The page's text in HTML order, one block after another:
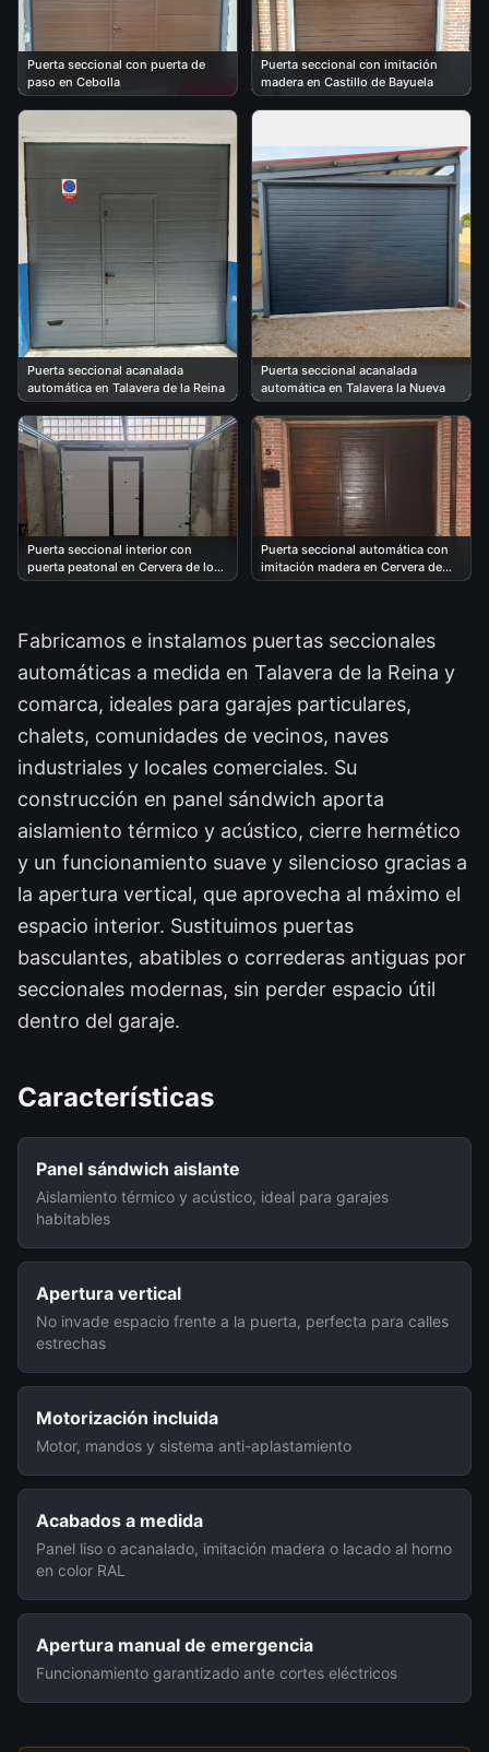
Puerta seccional con puerta de
paso en Cebolla
Puerta seccional con imitación
madera en Castillo de Bayuela
Puerta seccional acanalada
automática en Talavera de la Reina
Puerta seccional acanalada
automática en Talavera la Nueva
Puerta seccional interior con
puerta peatonal en Cervera de los
Montes
Puerta seccional automática con
imitación madera en Cervera de
los Montes
Fabricamos e instalamos puertas seccionales
automáticas a medida en Talavera de la Reina y
comarca, ideales para garajes particulares,
chalets, comunidades de vecinos, naves
industriales y locales comerciales. Su
construcción en panel sándwich aporta
aislamiento térmico y acústico, cierre hermético
y un funcionamiento suave y silencioso gracias a
la apertura vertical, que aprovecha al máximo el
espacio interior. Sustituimos puertas
basculantes, abatibles o correderas antiguas por
seccionales modernas, sin perder espacio útil
dentro del garaje.
Características
Panel sándwich aislante
Aislamiento térmico y acústico, ideal para garajes
habitables
Apertura vertical
No invade espacio frente a la puerta, perfecta para calles
estrechas
Motorización incluida
Motor, mandos y sistema anti-aplastamiento
Acabados a medida
Panel liso o acanalado, imitación madera o lacado al horno
en color RAL
Apertura manual de emergencia
Funcionamiento garantizado ante cortes eléctricos